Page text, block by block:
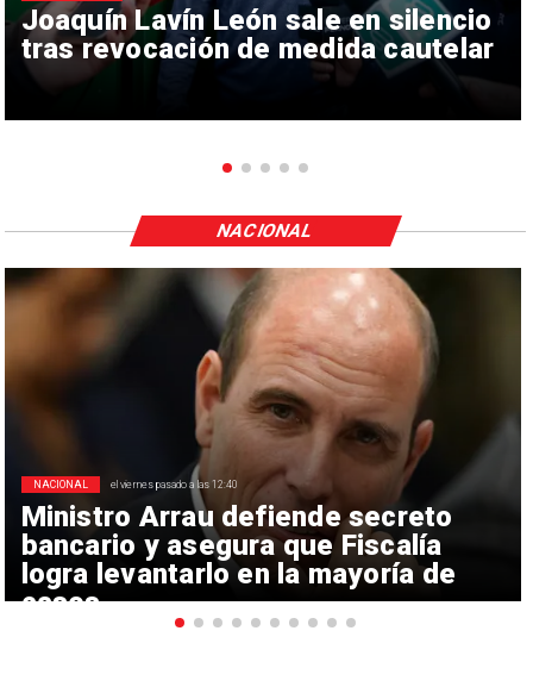
Joaquín Lavín León sale en silencio
tras revocación de medida cautelar
Ministro Arrau defiende secreto
bancario y asegura que Fiscalía
logra levantarlo en la mayoría de
casos
NACIONAL el viernes pasado a las 12:40
NACIONAL